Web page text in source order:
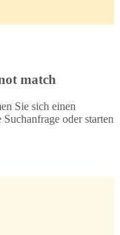
match
Sie sich einen
oder starten